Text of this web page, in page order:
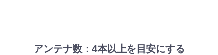
アンテナ数：4本以上を目安にする